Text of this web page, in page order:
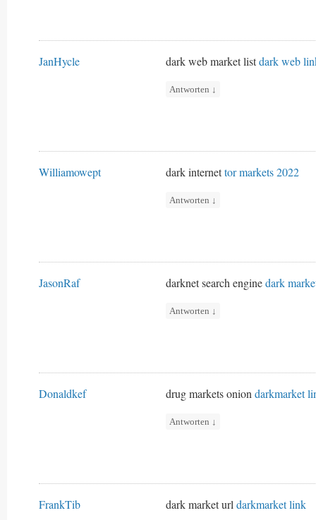
JanHycle dark web market listdark web
Antworten ↓
Williamowept dark internettor markets 2022
Antworten ↓
JasonRaf darknet search enginedark
Antworten ↓
Donaldkef drug markets oniondarkmarket
Antworten ↓
FrankTib dark market urldarkmarket link